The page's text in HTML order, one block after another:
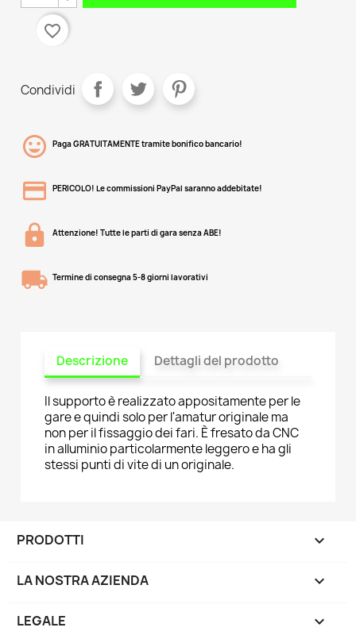
favorite_border
Condividi
Paga GRATUITAMENTE tramite bonifico bancario!
PERICOLO! Le commissioni PayPal saranno addebitate!
Attenzione! Tutte le parti di gara senza ABE!
Termine di consegna 5-8 giorni lavorativi
Descrizione Dettagli del prodotto
Il supporto è realizzato appositamente per le
gare e quindi solo per l'amatur originale ma
non per il fissaggio dei fari. È fresato da CNC
in alluminio particolarmente leggero e ha gli
stessi punti di vite di un originale.
PRODOTTI 
LA NOSTRA AZIENDA 
LEGALE 